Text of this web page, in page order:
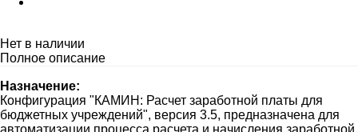
Нет в наличии
Полное описание
Назначение:
Конфигурация "КАМИН: Расчет заработной платы для
бюджетных учреждений", версия 3.5, предназначена для